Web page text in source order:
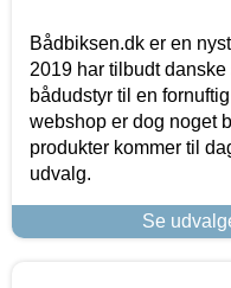
Bådbiksen.dk er en
2019 har tilbudt
bådudstyr til en
webshop er dog noget
produkter kommer til
udvalg.
Se